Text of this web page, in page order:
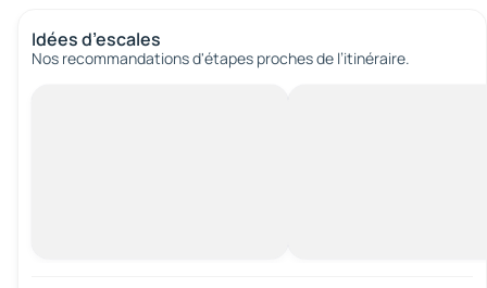
Idées d’escales
Nos recommandations d'étapes proches de l’itinéraire.